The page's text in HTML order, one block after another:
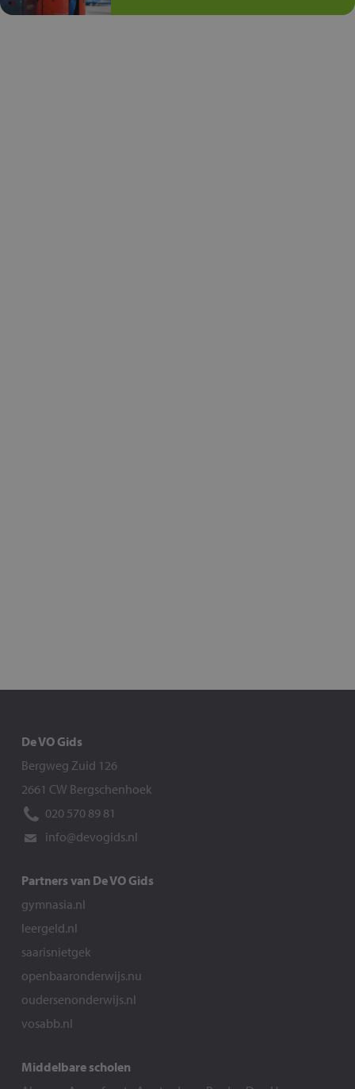
De VO Gids
Bergweg Zuid 126
2661 CW Bergschenhoek
020 570 89 81
info@devogids.nl
Partners van De VO Gids
gymnasia.nl
leergeld.nl
saarisnietgek
openbaaronderwijs.nu
oudersenonderwijs.nl
vosabb.nl
Middelbare scholen